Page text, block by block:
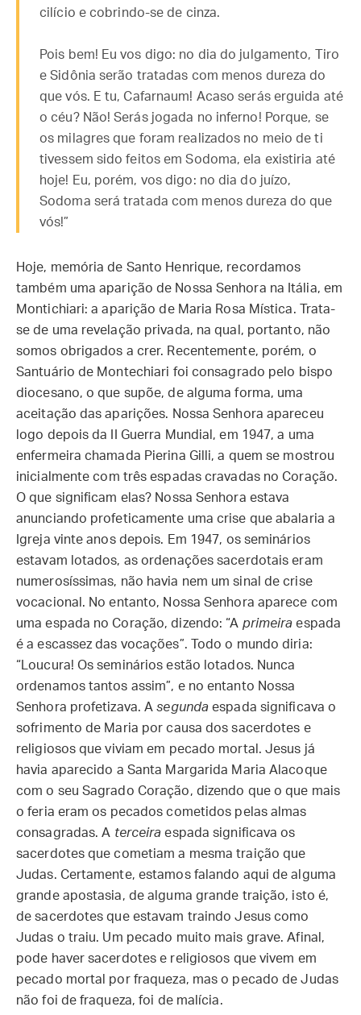
cilício e cobrindo-se de cinza.
Pois bem! Eu vos digo: no dia do julgamento, Tiro
e Sidônia serão tratadas com menos dureza do
que vós. E tu, Cafarnaum! Acaso serás erguida até
o céu? Não! Serás jogada no inferno! Porque, se
os milagres que foram realizados no meio de ti
tivessem sido feitos em Sodoma, ela existiria até
hoje! Eu, porém, vos digo: no dia do juízo,
Sodoma será tratada com menos dureza do que
vós!”
Hoje, memória de Santo Henrique, recordamos
também uma aparição de Nossa Senhora na Itália, em
Montichiari: a aparição de Maria Rosa Mística. Trata-
se de uma revelação privada, na qual, portanto, não
somos obrigados a crer. Recentemente, porém, o
Santuário de Montechiari foi consagrado pelo bispo
diocesano, o que supõe, de alguma forma, uma
aceitação das aparições. Nossa Senhora apareceu
logo depois da II Guerra Mundial, em 1947, a uma
enfermeira chamada Pierina Gilli, a quem se mostrou
inicialmente com três espadas cravadas no Coração.
O que significam elas? Nossa Senhora estava
anunciando profeticamente uma crise que abalaria a
Igreja vinte anos depois. Em 1947, os seminários
estavam lotados, as ordenações sacerdotais eram
numerosíssimas, não havia nem um sinal de crise
vocacional. No entanto, Nossa Senhora aparece com
uma espada no Coração, dizendo: “A primeira espada
é a escassez das vocações”. Todo o mundo diria:
“Loucura! Os seminários estão lotados. Nunca
ordenamos tantos assim”, e no entanto Nossa
Senhora profetizava. Asegunda espada significava o
sofrimento de Maria por causa dos sacerdotes e
religiosos que viviam em pecado mortal. Jesus já
havia aparecido a Santa Margarida Maria Alacoque
com o seu Sagrado Coração, dizendo que o que mais
o feria eram os pecados cometidos pelas almas
consagradas. A terceira espada significava os
sacerdotes que cometiam a mesma traição que
Judas. Certamente, estamos falando aqui de alguma
grande apostasia, de alguma grande traição, isto é,
de sacerdotes que estavam traindo Jesus como
Judas o traiu. Um pecado muito mais grave. Afinal,
pode haver sacerdotes e religiosos que vivem em
pecado mortal por fraqueza, mas o pecado de Judas
não foi de fraqueza, foi de malícia.